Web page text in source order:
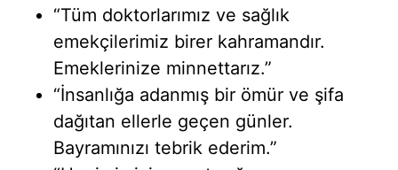
“Tüm doktorlarımız ve sağlık
emekçilerimiz birer kahramandır.
Emeklerinize minnettarız.”
“İnsanlığa adanmış bir ömür ve şifa
dağıtan ellerle geçen günler.
Bayramınızı tebrik ederim.”